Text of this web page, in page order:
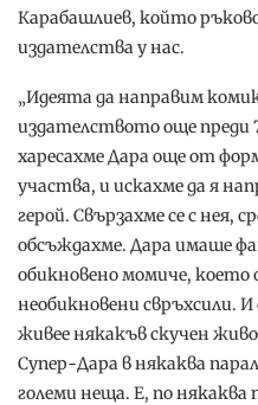
Карабашлиев, който
издателства у нас.
„Идеята да направим
издателството още преди
харесахме Дара още от
участва, и искахме да я
герой. Свързахме се с нея,
обсъждахме. Дара имаше
обикновено момиче, което
необикновени свръхсили.
живее някакъв скучен
Супер-Дара в някаква
големи неща. Е, по